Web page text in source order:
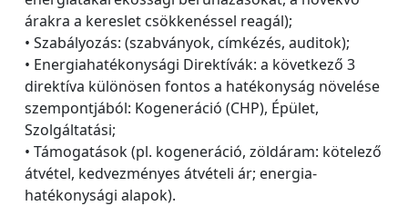
árakra a kereslet csökkenéssel reagál);
• Szabályozás: (szabványok, címkézés, auditok);
• Energiahatékonysági Direktívák: a következő 3
direktíva különösen fontos a hatékonyság növelése
szempontjából: Kogeneráció (CHP), Épület,
Szolgáltatási;
• Támogatások (pl. kogeneráció, zöldáram: kötelező
átvétel, kedvezményes átvételi ár; energia-
hatékonysági alapok).